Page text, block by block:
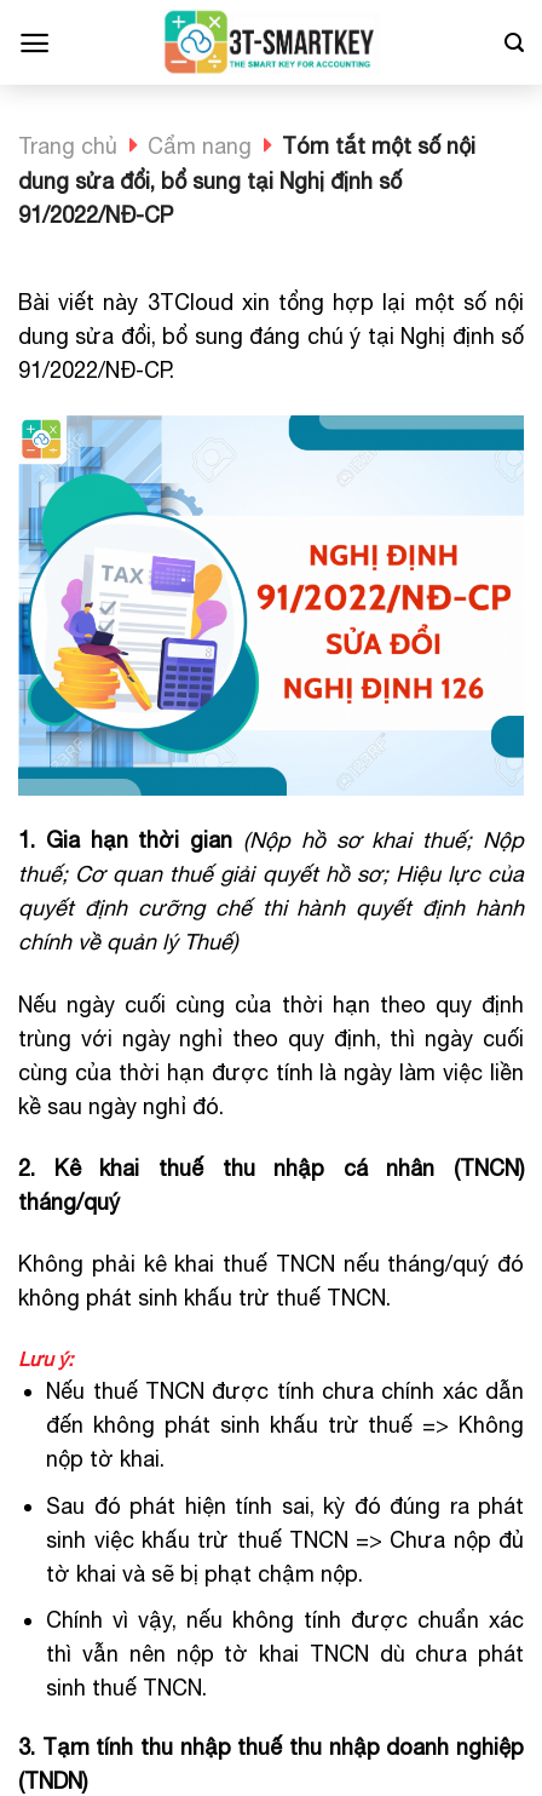
qua
Trang chủ Cẩm nang
Tóm tắt một số nội
dung sửa đổi, bổ sung tại Nghị định số
91/2022/NĐ-CP
Bài viết này 3TCloud xin tổng hợp lại một số nội
dung sửa đổi, bổ sung đáng chú ý tại Nghị định số
91/2022/NĐ-CP.
1. Gia hạn thời gian (Nộp hồ sơ khai thuế; Nộp
thuế; Cơ quan thuế giải quyết hồ sơ; Hiệu lực của
quyết định cưỡng chế thi hành quyết định hành
chính về quản lý Thuế)
Nếu ngày cuối cùng của thời hạn theo quy định
trùng với ngày nghỉ theo quy định, thì ngày cuối
cùng của thời hạn được tính là ngày làm việc liền
kề sau ngày nghỉ đó.
2. Kê khai thuế thu nhập cá nhân (TNCN)
tháng/quý
Không phải kê khai thuế TNCN nếu tháng/quý đó
không phát sinh khấu trừ thuế TNCN.
Lưu ý:
Nếu thuế TNCN được tính chưa chính xác dẫn
đến không phát sinh khấu trừ thuế => Không
nộp tờ khai.
Sau đó phát hiện tính sai, kỳ đó đúng ra phát
sinh việc khấu trừ thuế TNCN => Chưa nộp đủ
tờ khai và sẽ bị phạt chậm nộp.
Chính vì vậy, nếu không tính được chuẩn xác
thì vẫn nên nộp tờ khai TNCN dù chưa phát
sinh thuế TNCN.
3. Tạm tính thu nhập thuế thu nhập doanh nghiệp
(TNDN)